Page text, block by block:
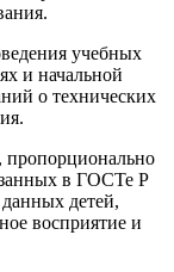
учебных
и начальной
о технических
пропорционально
в ГОСТе Р
детей,
восприятие и